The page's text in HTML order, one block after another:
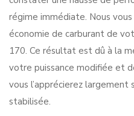
régime immédiate. Nous
économie de carburant de
170. Ce résultat est dû à la
votre puissance modifiée et
vous l’apprécierez
stabilisée.